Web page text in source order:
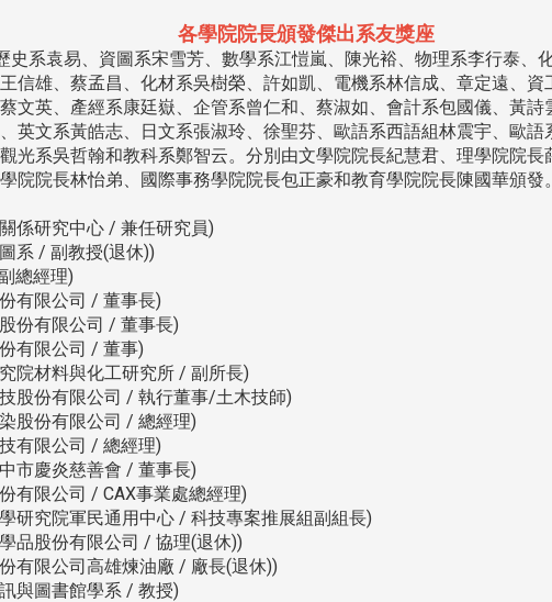
各學院院長頒發傑出系友獎座
史系袁易、資圖系宋雪芳、數學系江愷嵐、陳光裕、物理系李行泰、
信雄、蔡孟昌、化材系吳樹榮、許如凱、電機系林信成、章定遠、
文英、產經系康廷嶽、企管系曾仁和、蔡淑如、會計系包國儀、黃
英文系黃皓志、日文系張淑玲、徐聖芬、歐語系西語組林震宇、歐
光系吳哲翰和教科系鄭智云。分別由文學院院長紀慧君、理學院院
院院長林怡弟、國際事務學院院長包正豪和教育學院院長陳國華頒發
係研究中心 / 兼任研究員)
系 / 副教授(退休))
總經理)
有限公司 / 董事長)
份有限公司 / 董事長)
有限公司 / 董事)
院材料與化工研究所 / 副所長)
股份有限公司 / 執行董事/土木技師)
股份有限公司 / 總經理)
有限公司 / 總經理)
市慶炎慈善會 / 董事長)
有限公司 / CAX事業處總經理)
研究院軍民通用中心 / 科技專案推展組副組長)
品股份有限公司 / 協理(退休))
有限公司高雄煉油廠 / 廠長(退休))
與圖書館學系 / 教授)